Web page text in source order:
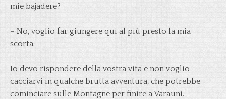
mie bajadere?
– No, voglio far giungere qui al più presto la mia
scorta.
Io devo rispondere della vostra vita e non voglio
cacciarvi in qualche brutta avventura, che potrebbe
cominciare sulle Montagne per finire a Varauni.